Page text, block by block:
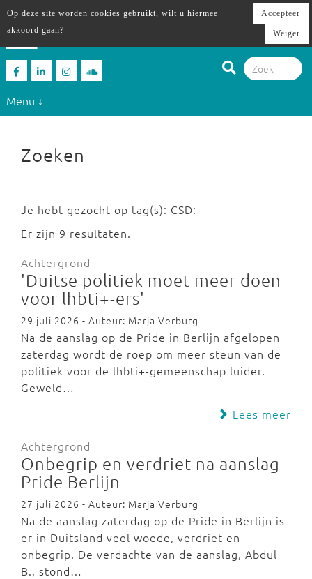
Menu ↓
Zoeken
Je hebt gezocht op tag(s): CSD:
Er zijn 9 resultaten.
Achtergrond
'Duitse politiek moet meer doen
voor lhbti+-ers'
29 juli 2026 - Auteur: Marja Verburg
Na de aanslag op de Pride in Berlijn afgelopen
zaterdag wordt de roep om meer steun van de
politiek voor de lhbti+-gemeenschap luider.
Geweld…
Lees meer
Achtergrond
Onbegrip en verdriet na aanslag
Pride Berlijn
27 juli 2026 - Auteur: Marja Verburg
Na de aanslag zaterdag op de Pride in Berlijn is
er in Duitsland veel woede, verdriet en
onbegrip. De verdachte van de aanslag, Abdul
B., stond…
Op deze site worden cookies gebruikt, wilt u hiermee
akkoord gaan?
Accepteer
Weiger